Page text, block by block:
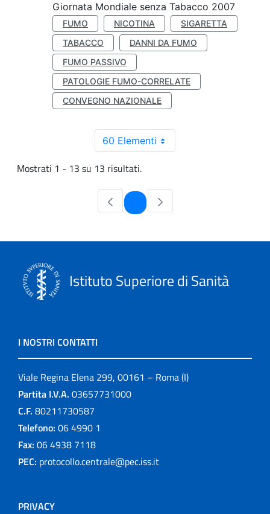
Giornata Mondiale senza Tabacco 2007
FUMO NICOTINA
SIGARETTA
TABACCO
DANNI DA FUMO
FUMO PASSIVO
PATOLOGIE FUMO-CORRELATE
CONVEGNO NAZIONALE
60 Elementi
Mostrati 1 - 13 su 13 risultati.
Pagina
Istituto Superiore di Sanità
I NOSTRI CONTATTI
Viale Regina Elena 299, 00161 – Roma (I)
Partita I.V.A. 03657731000
C.F. 80211730587
Telefono: 06 4990 1
Fax: 06 4938 7118
PEC: protocollo.centrale@pec.iss.it
PRIVACY